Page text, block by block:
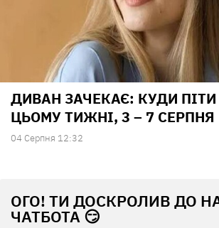
ДИВАН ЗАЧЕКАЄ: КУДИ ПІТИ
ЦЬОМУ ТИЖНІ, 3 – 7 СЕРПНЯ
04 Серпня 12:32
ОГО! ТИ ДОСКРОЛИВ ДО
ЧАТБОТА 😏